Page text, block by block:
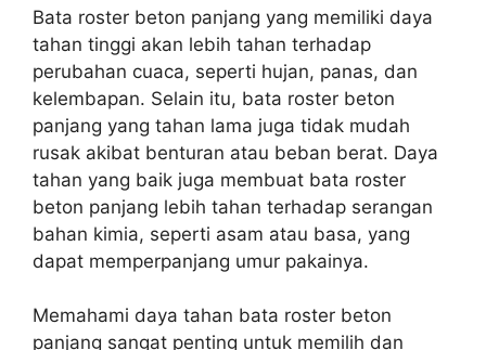
Bata roster beton panjang yang memiliki daya
tahan tinggi akan lebih tahan terhadap
perubahan cuaca, seperti hujan, panas, dan
kelembapan. Selain itu, bata roster beton
panjang yang tahan lama juga tidak mudah
rusak akibat benturan atau beban berat. Daya
tahan yang baik juga membuat bata roster
beton panjang lebih tahan terhadap serangan
bahan kimia, seperti asam atau basa, yang
dapat memperpanjang umur pakainya.
Memahami daya tahan bata roster beton
panjang sangat penting untuk memilih dan